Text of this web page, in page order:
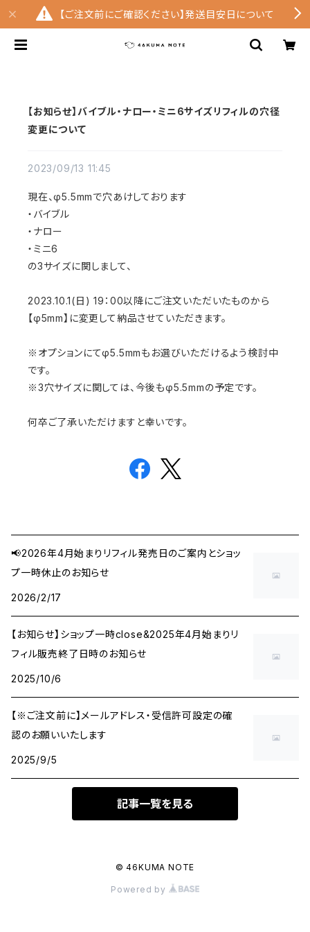
【ご注文前にご確認ください】発送目安日について
【お知らせ】バイブル・ナロー・ミニ6サイズリフィルの穴径
変更について
2023/09/13 11:45
現在、φ5.5mmで穴あけしております
・バイブル
・ナロー
・ミニ6
の3サイズに関しまして、
2023.10.1(日) 19：00以降にご注文いただいたものから
【φ5mm】に変更して納品させていただきます。
※オプションにてφ5.5mmもお選びいただけるよう検討中
です。
※3穴サイズに関しては、今後もφ5.5mmの予定です。
何卒ご了承いただけますと幸いです。
📢2026年4月始まりリフィル発売日のご案内とショッ
プ一時休止のお知らせ
2026/2/17
【お知らせ】ショップ一時close&2025年4月始まりリ
フィル販売終了日時のお知らせ
2025/10/6
【※ご注文前に】メールアドレス・受信許可設定の確
認のお願いいたします
2025/9/5
記事一覧を見る
© 46KUMA NOTE
Powered by